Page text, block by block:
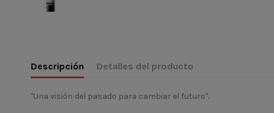
Descripción Detalles del producto
"Una visión del pasado para cambiar el futuro".